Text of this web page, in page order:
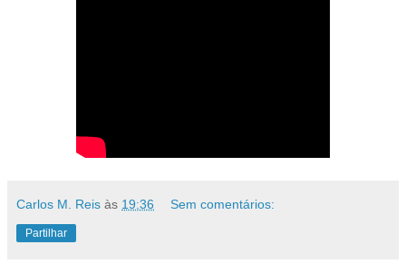
Carlos M. Reis às 19:36 Sem comentários:
Partilhar